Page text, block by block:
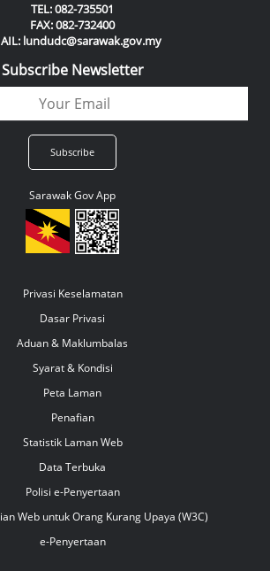
TEL: 082-735501
FAX: 082-732400
lundudc@sarawak.gov.my
Subscribe Newsletter
Sarawak Gov App
Privasi Keselamatan
Dasar Privasi
Aduan & Maklumbalas
Syarat & Kondisi
Peta Laman
Penafian
Statistik Laman Web
Data Terbuka
Polisi e-Penyertaan
Web untuk Orang Kurang Upaya (W3C)
e-Penyertaan